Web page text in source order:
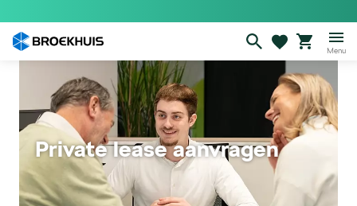
naar
Menu
Private lease aanvragen